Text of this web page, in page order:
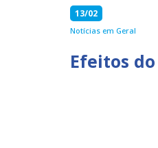
13/02
Notícias em Geral
Efeitos